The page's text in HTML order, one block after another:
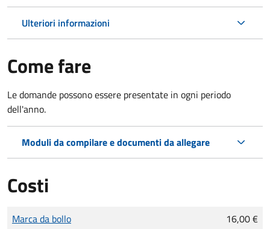
Ulteriori informazioni
Come fare
Le domande possono essere presentate in ogni periodo
dell'anno.
Moduli da compilare e documenti da allegare
Costi
Tipo di pagamento
Importo
Marca da bollo 16,00 €